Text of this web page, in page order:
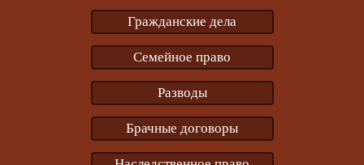
Гражданские дела
Семейное право
Разводы
Брачные договоры